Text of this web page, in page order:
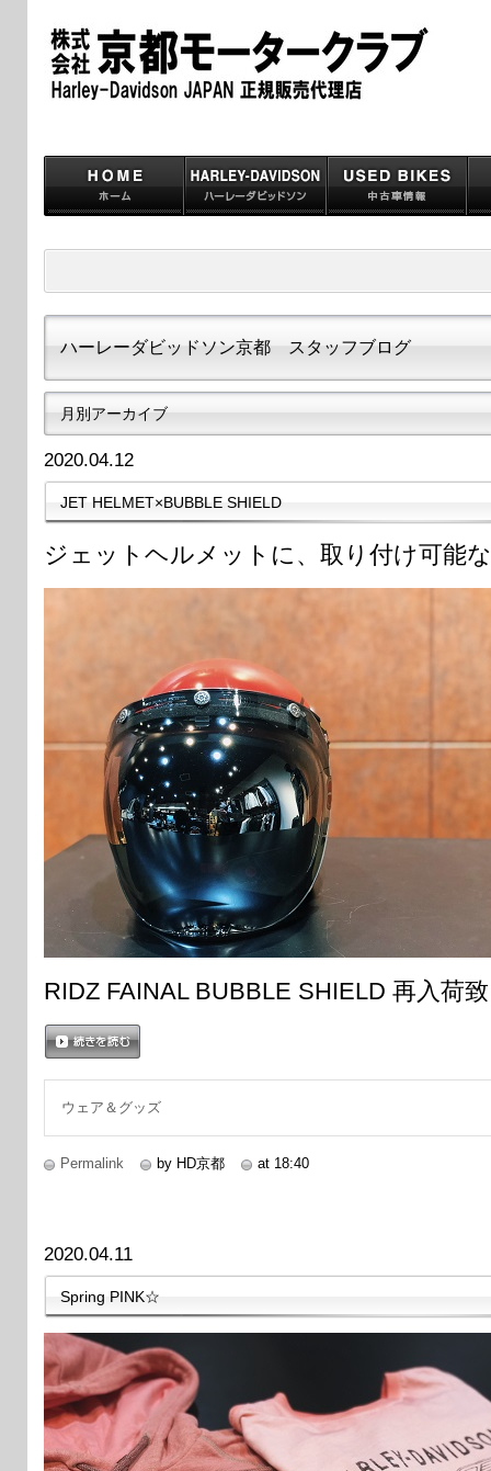
ハーレーダビッドソン京都 スタッフブログ
月別アーカイブ
2020.04.12
JET HELMET×BUBBLE SHIELD
ジェットヘルメットに、取り付け可能
RIDZ FAINAL BUBBLE SHIELD 再入荷
ウェア＆グッズ
Permalink by HD京都 at 18:40
2020.04.11
Spring PINK☆